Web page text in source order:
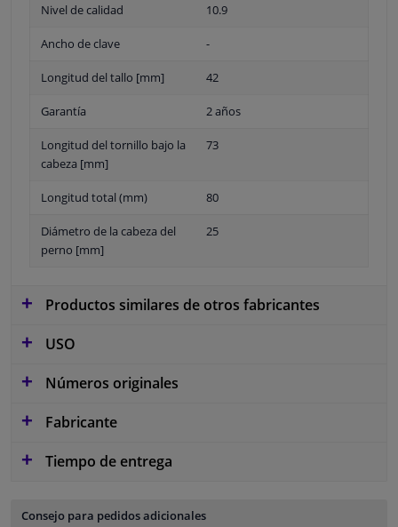
Nivel de calidad 10.9
Ancho de clave -
Longitud del tallo [mm] 42
Garantía 2 años
Longitud del tornillo bajo la
cabeza [mm]
73
Longitud total (mm) 80
Diámetro de la cabeza del
perno [mm]
25
Productos similares de otros fabricantes
USO
Números originales
Fabricante
Tiempo de entrega
Consejo para pedidos adicionales